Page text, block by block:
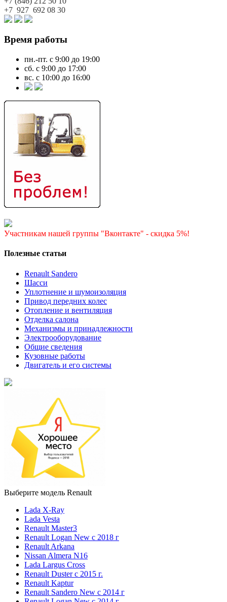
+7 927 692 08 30
Время работы
пн.-пт. с 9:00 до 19:00
сб. с 9:00 до 17:00
вс. с 10:00 до 16:00
Участникам нашей группы "Вконтакте" - скидка 5%!
Полезные статьи
Renault Sandero
Шасси
Уплотнение и шумоизоляция
Привод передних колес
Отопление и вентиляция
Отделка салона
Механизмы и принадлежности
Электрооборудование
Общие сведения
Кузовные работы
Двигатель и его системы
Выберите модель Renault
Lada X-Ray
Lada Vesta
Renault Master3
Renault Logan New с 2018 г
Renault Arkana
Nissan Almera N16
Lada Largus Cross
Renault Duster с 2015 г.
Renault Kaptur
Renault Sandero New с 2014 г